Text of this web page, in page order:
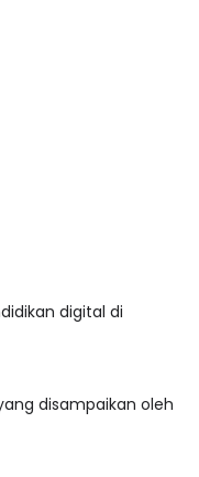
digital di
disampaikan oleh